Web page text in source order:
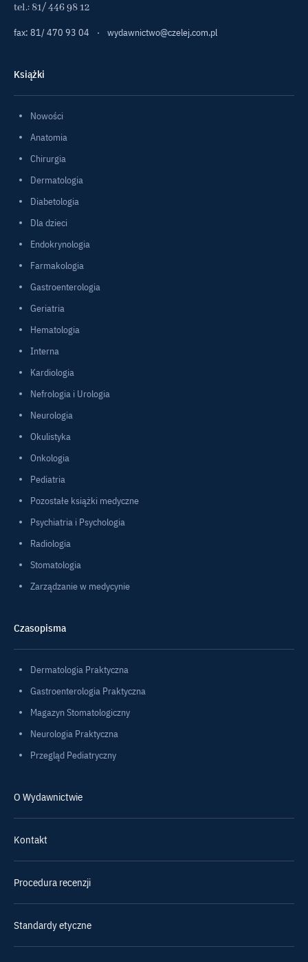
tel.: 81/ 446 98 12
fax: 81/ 470 93 04
· wydawnictwo@czelej.com.pl
Książki
Nowości
Anatomia
Chirurgia
Dermatologia
Diabetologia
Dla dzieci
Endokrynologia
Farmakologia
Gastroenterologia
Geriatria
Hematologia
Interna
Kardiologia
Nefrologia i Urologia
Neurologia
Okulistyka
Onkologia
Pediatria
Pozostałe książki medyczne
Psychiatria i Psychologia
Radiologia
Stomatologia
Zarządzanie w medycynie
Czasopisma
Dermatologia Praktyczna
Gastroenterologia Praktyczna
Magazyn Stomatologiczny
Neurologia Praktyczna
Przegląd Pediatryczny
O Wydawnictwie
Kontakt
Procedura recenzji
Standardy etyczne